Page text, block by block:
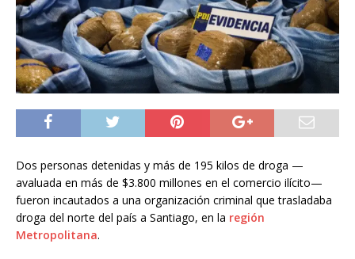
Dos personas detenidas y más de 195 kilos de droga —
avaluada en más de $3.800 millones en el comercio ilícito—
fueron incautados a una organización criminal que trasladaba
droga del norte del país a Santiago, en la región
Metropolitana.